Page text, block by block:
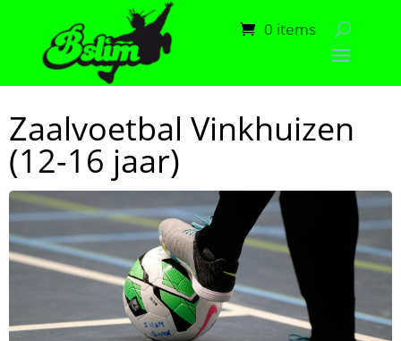
0 items
Zaalvoetbal Vinkhuizen
(12-16 jaar)